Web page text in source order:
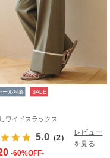
ール対象 SALE
ワイドスラックス
5.0 （2）
レビュー
を見る
-60%OFF-